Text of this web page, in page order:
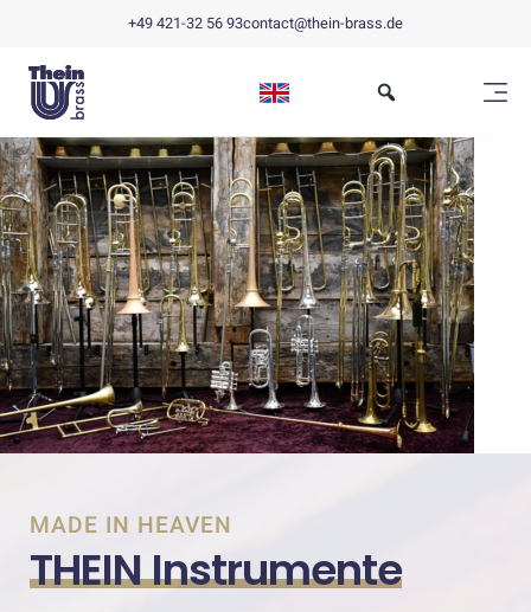
+49 421-32 56 93contact@thein-brass.de
MADE IN HEAVEN
THEIN Instrumente